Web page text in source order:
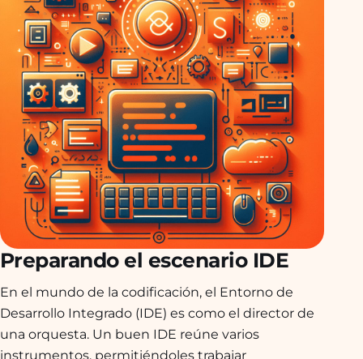
Preparando el escenario IDE
En el mundo de la codificación, el Entorno de
Desarrollo Integrado (IDE) es como el director de
una orquesta. Un buen IDE reúne varios
instrumentos, permitiéndoles trabajar